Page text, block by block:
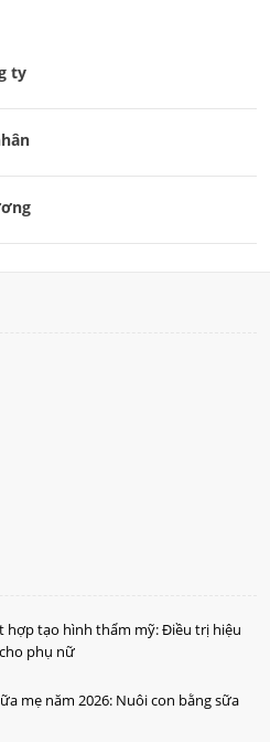
ty
hợp tạo hình thẩm mỹ: Điều trị hiệu
phụ nữ
mẹ năm 2026: Nuôi con bằng sữa